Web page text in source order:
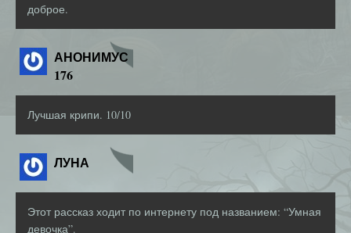
доброе.
АНОНИМУС
176
Лучшая крипи. 10/10
ЛУНА
Этот рассказ ходит по интернету под названием: “Умная
девочка”.